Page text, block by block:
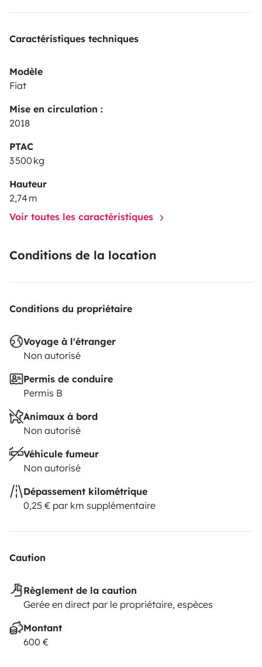
Caractéristiques techniques
Modèle
Fiat
Mise en circulation :
2018
PTAC
3 500 kg
Hauteur
2,74 m
Voir toutes les caractéristiques
Conditions de la location
Conditions du propriétaire
Voyage à l'étranger
Non autorisé
Permis de conduire
Permis B
Animaux à bord
Non autorisé
Véhicule fumeur
Non autorisé
Dépassement kilométrique
0,25 € par km supplémentaire
Caution
Règlement de la caution
Gerée en direct par le propriétaire, espèces
Montant
600 €